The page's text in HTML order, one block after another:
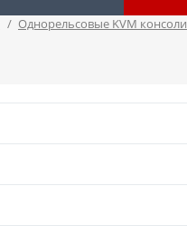
/ Однорельсовые KVM консоли